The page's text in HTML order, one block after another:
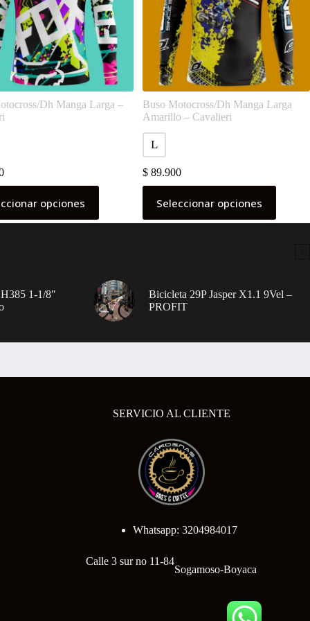
Dh Manga Larga –
opciones
Buso Motocross/Dh Manga Larga
Amarillo – Cavalieri
L
$89.900
Seleccionar opciones
Este
producto
tiene
pueden
elegir
página
1-1/8″
Bicicleta 29P Jasper X1.1 9Vel –
PROFIT
SERVICIO AL CLIENTE
Whatsapp: 3204984017
Calle 3 sur no 11-84
Sogamoso-Boyaca